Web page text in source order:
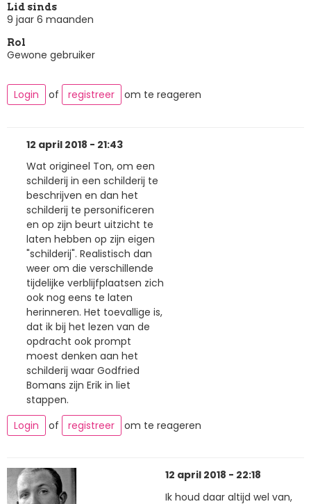
Lid sinds
9 jaar 6 maanden
Rol
Gewone gebruiker
Login of registreer om te reageren
12 april 2018 - 21:43
Wat origineel Ton, om een
schilderij in een schilderij te
beschrijven en dan het
schilderij te personificeren
en op zijn beurt uitzicht te
laten hebben op zijn eigen
"schilderij". Realistisch dan
weer om die verschillende
tijdelijke verblijfplaatsen zich
ook nog eens te laten
herinneren. Het toevallige is,
dat ik bij het lezen van de
opdracht ook prompt
moest denken aan het
schilderij waar Godfried
Bomans zijn Erik in liet
stappen.
Login
of registreer om te reageren
12 april 2018 - 22:18
Ik houd daar altijd wel van,